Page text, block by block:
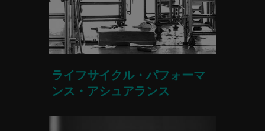
ライフサイクル・パフォーマ
ンス・アシュアランス